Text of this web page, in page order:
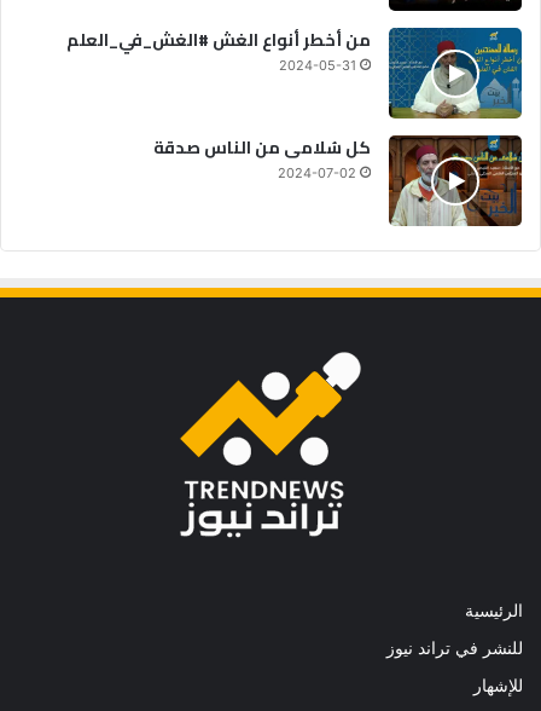
من أخطر أنواع الغش #الغش_في_العلم
2024-05-31
كل سُلامى من الناس صدقة
2024-07-02
الرئيسية
للنشر في تراند نيوز
للإشهار